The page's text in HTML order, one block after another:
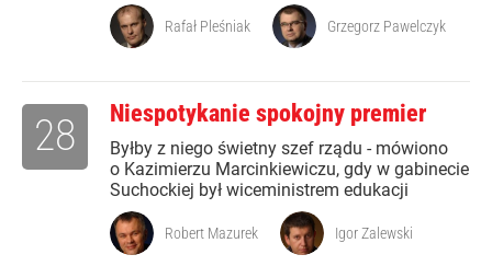
Rafał Pleśniak Grzegorz Pawelczyk
Niespotykanie spokojny premier
Byłby z niego świetny szef rządu - mówiono
o Kazimierzu Marcinkiewiczu, gdy w gabinecie
Suchockiej był wiceministrem edukacji
28
Robert Mazurek Igor Zalewski